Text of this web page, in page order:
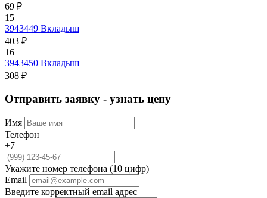
69 ₽
15
3943449 Вкладыш
403 ₽
16
3943450 Вкладыш
308 ₽
Отправить заявку - узнать цену
Имя
Телефон
+7
Укажите номер телефона (10 цифр)
Email
Введите корректный email адрес